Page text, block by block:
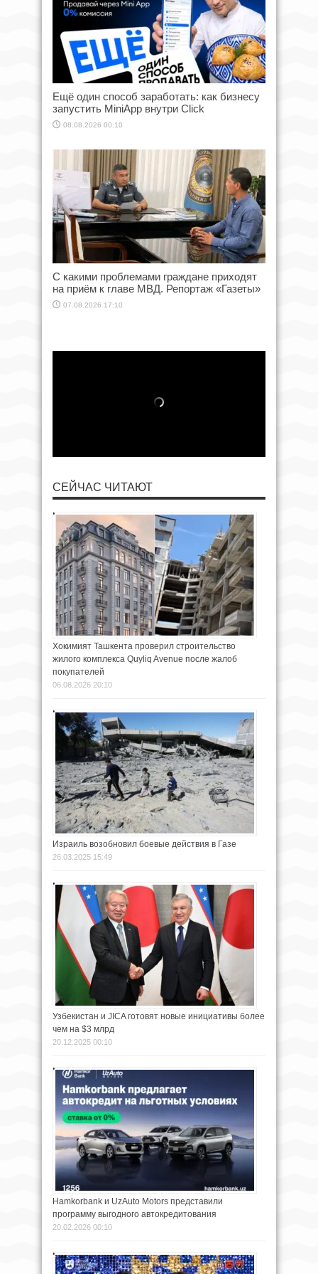
Ещё один способ заработать: как бизнесу
запустить MiniApp внутри Click
08.08.2026 00:10
С какими проблемами граждане приходят
на приём к главе МВД. Репортаж «Газеты»
07.08.2026 17:10
СЕЙЧАС ЧИТАЮТ
Хокимият Ташкента проверил строительство
жилого комплекса Quyliq Avenue после жалоб
покупателей
06.08.2026 20:10
Израиль возобновил боевые действия в Газе
26.03.2025 15:49
Узбекистан и JICA готовят новые инициативы более
чем на $3 млрд
20.12.2025 00:10
Hamkorbank и UzAuto Motors представили
программу выгодного автокредитования
20.02.2026 00:10